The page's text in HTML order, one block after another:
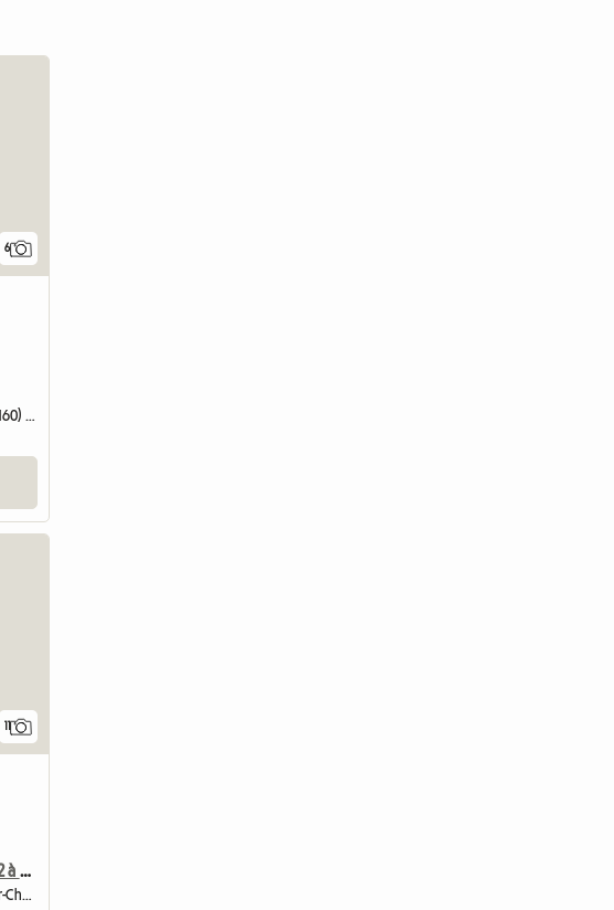
6
Colocation | Les Touches-de-Périgny (17160) | 12 M2
11
Grande chambre de 18 M2 à louer